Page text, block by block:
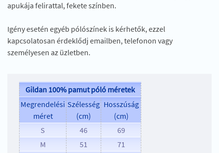
apukája felirattal, fekete színben.
Igény esetén egyéb pólószínek is kérhetők, ezzel
kapcsolatosan érdeklődj emailben, telefonon vagy
személyesen az üzletben.
Gildan 100% pamut póló méretek
Megrendelési
méret
Szélesség
(cm)
Hosszúság
(cm)
S
46
69
M
51
71